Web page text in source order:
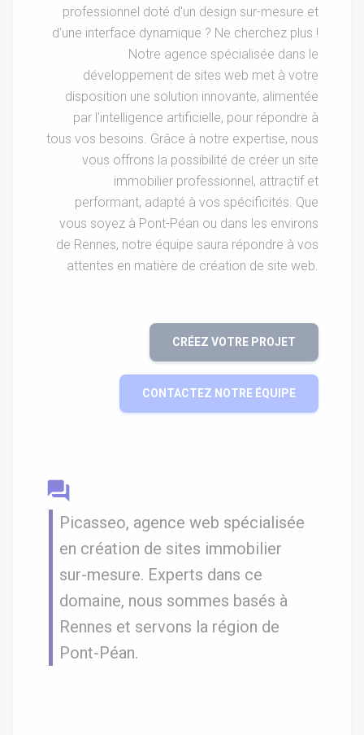
professionnel doté d'un design sur-mesure et
d'une interface dynamique ? Ne cherchez plus !
Notre agence spécialisée dans le
développement de sites web met à votre
disposition une solution innovante, alimentée
par l'intelligence artificielle, pour répondre à
tous vos besoins. Grâce à notre expertise, nous
vous offrons la possibilité de créer un site
immobilier professionnel, attractif et
performant, adapté à vos spécificités. Que
vous soyez à Pont-Péan ou dans les environs
de Rennes, notre équipe saura répondre à vos
attentes en matière de création de site web.
CRÉEZ VOTRE PROJET
CONTACTEZ NOTRE ÉQUIPE
question_answer
Picasseo, agence web spécialisée
en création de sites immobilier
sur-mesure. Experts dans ce
domaine, nous sommes basés à
Rennes et servons la région de
Pont-Péan.